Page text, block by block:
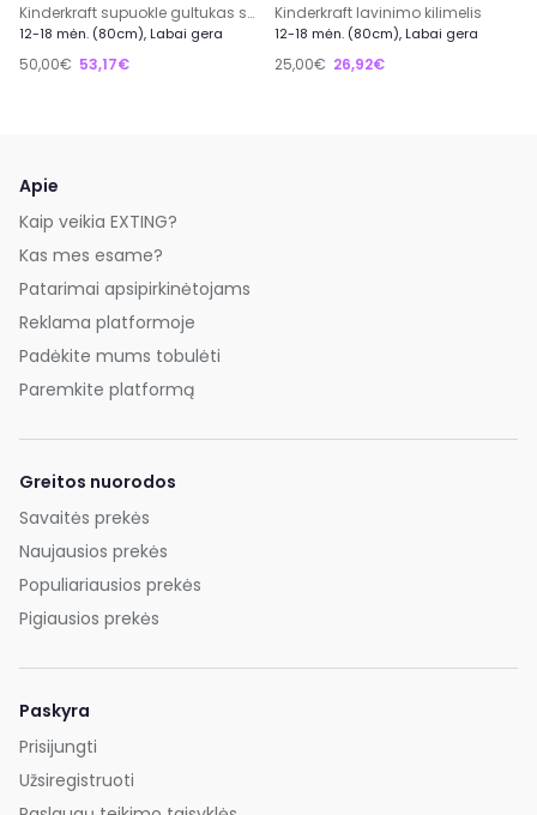
Kinderkraft supuokle gultukas su Bluetooth
12-18 mėn. (80cm), Labai gera
50,00€ 53,17€
Kinderkraft lavinimo kilimelis
12-18 mėn. (80cm), Labai gera
25,00€ 26,92€
Apie
Kaip veikia EXTING?
Kas mes esame?
Patarimai apsipirkinėtojams
Reklama platformoje
Padėkite mums tobulėti
Paremkite platformą
Greitos nuorodos
Savaitės prekės
Naujausios prekės
Populiariausios prekės
Pigiausios prekės
Paskyra
Prisijungti
Užsiregistruoti